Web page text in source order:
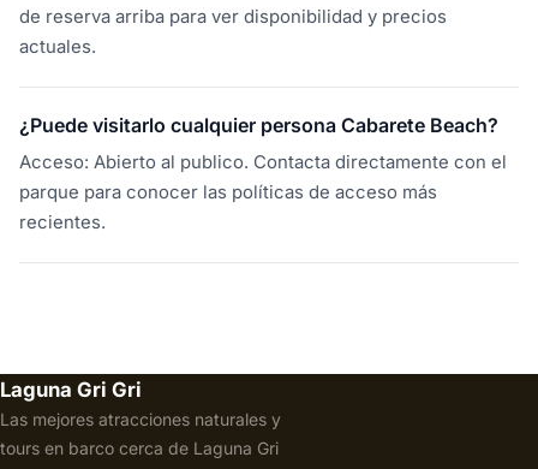
de reserva arriba para ver disponibilidad y precios
actuales.
¿Puede visitarlo cualquier persona Cabarete Beach?
Acceso: Abierto al publico. Contacta directamente con el
parque para conocer las políticas de acceso más
recientes.
Laguna Gri Gri
Las mejores atracciones naturales y
tours en barco cerca de Laguna Gri